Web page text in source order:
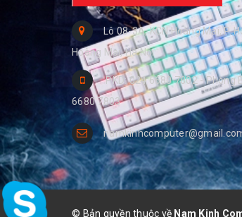
Lô 08-3A, KCN Hoàng Mai, P.
Hoàng Mai, Hà Nội
PKD: 024 6680 7802 - Phòng
6680 7803
© Bản quyền thuộc về Nam Kinh